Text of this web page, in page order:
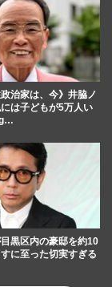
政治家は、今》井脇ノ
は子どもが5万人い
黒区内の豪邸を約10
に至った切実すぎる